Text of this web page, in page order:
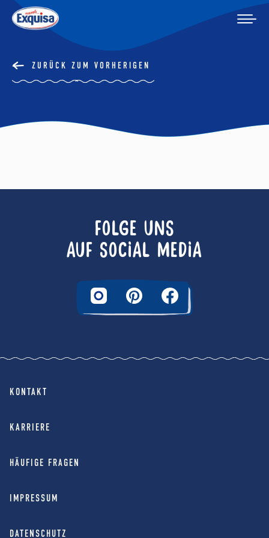
ZURÜCK ZUM VORHERIGEN
FOLGE UNS
AUF SOCIAL MEDIA
KONTAKT
KARRIERE
HÄUFIGE FRAGEN
IMPRESSUM
DATENSCHUTZ